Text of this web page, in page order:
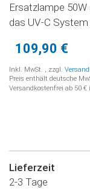
Ersatzlampe
das UV-C
109,90 €
Inkl. MwSt. , zzgl.
Preis enthält deutsche
Versandkostenfrei ab 50
Lieferzeit
2-3 Tage